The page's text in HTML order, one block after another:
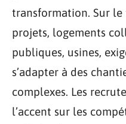
transformation. Sur
projets, logements
publiques, usines,
s’adapter à des
complexes. Les
l’accent sur les